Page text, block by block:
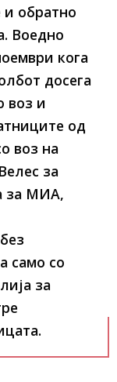
обратно
Воедно
кога
досега
воз и
од
воз на
за
за МИА,
само со
за